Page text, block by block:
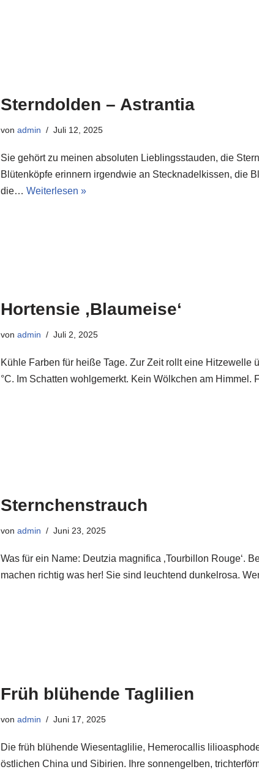
Sterndolden – Astrantia
von admin Juli 12, 2025
Sie gehört zu meinen absoluten Lieblingsstauden, die
Blütenköpfe erinnern irgendwie an Stecknadelkissen, die
die… Weiterlesen »
Hortensie ‚Blaumeise‘
von admin Juli 2, 2025
Kühle Farben für heiße Tage. Zur Zeit rollt eine Hitzewelle
°C. Im Schatten wohlgemerkt. Kein Wölkchen am Himmel.
Sternchenstrauch
von admin Juni 23, 2025
Was für ein Name: Deutzia magnifica ‚Tourbillon Rouge‘.
machen richtig was her! Sie sind leuchtend dunkelrosa.
Früh blühende Taglilien
von admin Juni 17, 2025
Die früh blühende Wiesentaglilie, Hemerocallis
östlichen China und Sibirien. Ihre sonnengelben,